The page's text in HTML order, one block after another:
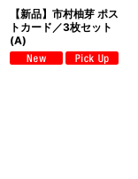
【新品】市村柚芽 ポス
トカード／3枚セット
(A)